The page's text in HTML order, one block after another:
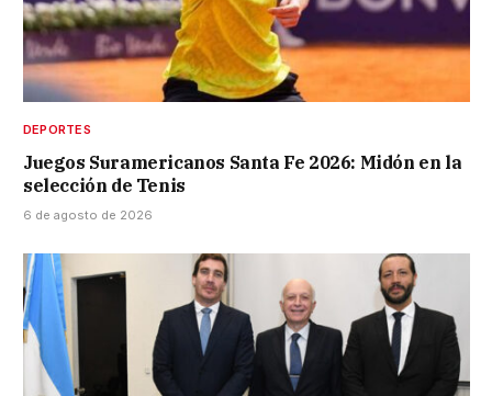
DEPORTES
Juegos Suramericanos Santa Fe 2026: Midón en la
selección de Tenis
6 de agosto de 2026